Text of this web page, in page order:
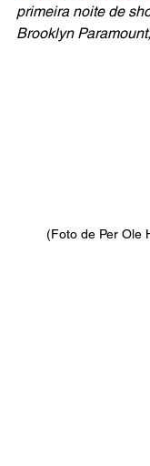
primeira noite de
Brooklyn
(Foto de Per Ole